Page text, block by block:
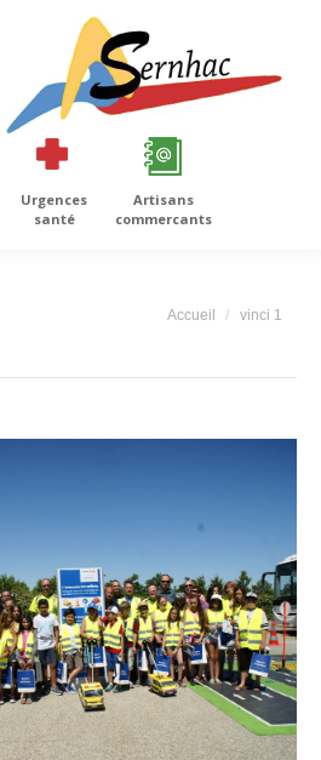
Urgences
santé
Artisans
commercants
Vous êtes ici :
Accueil vinci 1